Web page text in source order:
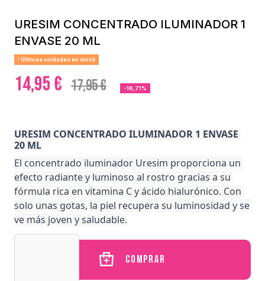
URESIM CONCENTRADO ILUMINADOR 1
ENVASE 20 ML
Últimas unidades en stock
14,95 € 17,95 € -16,71%
URESIM CONCENTRADO ILUMINADOR 1 ENVASE
20 ML
El concentrado iluminador Uresim proporciona un
efecto radiante y luminoso al rostro gracias a su
fórmula rica en vitamina C y ácido hialurónico. Con
solo unas gotas, la piel recupera su luminosidad y se
ve más joven y saludable.
Comprar